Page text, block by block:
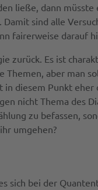
ließe, dann
sind alle
fairerweise darauf
zurück. Es ist
aber man
diesem Punkt
nicht Thema des
zu befassen,
umgehen?
sich bei der